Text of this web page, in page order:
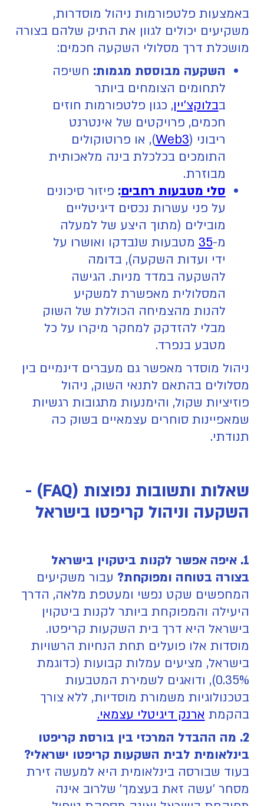
באמצעות פלטפורמות ניהול מוסדרות,
משקיעים יכולים לגוון את התיק שלהם בצורה
מושכלת דרך מסלולי השקעה חכמים:
השקעה מבוססת מגמות: חשיפה
לתחומים הצומחים ביותר
בבלוקצ'יין, כגון פלטפורמות חוזים
חכמים, פרויקטים של אינטרנט
ריבוני (Web3), או פרוטוקולים
התומכים בכלכלת בינה מלאכותית
מבוזרת.
סלי מטבעות רחבים: פיזור סיכונים
על פני עשרות נכסים דיגיטליים
מובילים (מתוך היצע של למעלה
מ-35 מטבעות שנבדקו ואושרו על
ידי ועדות השקעה), בדומה
להשקעה במדד מניות. הגישה
המסלולית מאפשרת למשקיע
להנות מהצמיחה הכוללת של השוק
מבלי להזדקק למחקר מיקרו על כל
מטבע בנפרד.
ניהול מוסדר מאפשר גם מעברים דינמיים בין
מסלולים בהתאם לתנאי השוק, ניהול
פוזיציות שקול, והימנעות מתגובות רגשיות
שמאפיינות סוחרים עצמאיים בשוק כה
תנודתי.
שאלות ותשובות נפוצות (FAQ) -
השקעה וניהול קריפטו בישראל
1. איפה אפשר לקנות ביטקוין בישראל
בצורה בטוחה ומפוקחת? עבור משקיעים
המחפשים שקט נפשי ומעטפת מלאה, הדרך
היעילה והמפוקחת ביותר לקנות ביטקוין
בישראל היא דרך בית השקעות קריפטו.
מוסדות אלו פועלים תחת הנחיות הרשויות
בישראל, מציעים עמלות קבועות (כדוגמת
0.35%), ודואגים לשמירת המטבעות
בטכנולוגיות משמורת מוסדיות, ללא צורך
בהקמת ארנק דיגיטלי עצמאי.
2. מה ההבדל המרכזי בין בורסת קריפטו
בינלאומית לבית השקעות קריפטו ישראלי?
בעוד שבורסה בינלאומית היא למעשה זירת
מסחר 'עשה זאת בעצמך' שלרוב אינה